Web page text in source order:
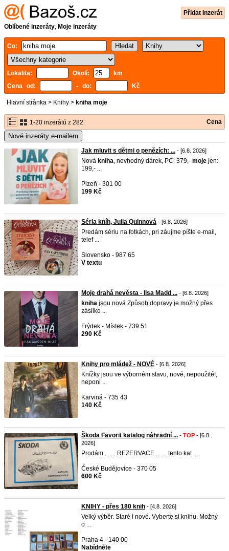
Přidat inzerát
Oblíbené inzeráty, Moje inzeráty
Co:
Lokalita: Okolí:
km
Cena od:
- do: Kč
Hlavní stránka > Knihy > kniha moje
1-20 inzerátů z 282 Cena
Nové inzeráty e-mailem
Jak mluvit s dětmi o penězích: ... - [6.8. 2026]
Nová kniha, nevhodný dárek, PC: 379,- moje jen:
199,- ...
Plzeň - 301 00
199 Kč
Séria kníh, Julia Quinnová - [6.8. 2026]
Predám sériu na fotkách, pri záujme píšte e-mail,
telef ...
Slovensko - 987 65
V textu
Moje drahá nevěsta - Ilsa Madd ... - [6.8. 2026]
kniha jsou nová Způsob dopravy je možný přes
zásilko ...
Frýdek - Místek - 739 51
290 Kč
Knihy pro mládež - NOVÉ - [6.8. 2026]
Knížky jsou ve výborném stavu, nové, nepoužité!,
neponi ...
Karviná - 735 43
140 Kč
Škoda Favorit katalog náhradní ... - TOP - [6.8.
2026]
Prodám ........REZERVACE........ tento kat ...
České Budějovice - 370 05
600 Kč
KNIHY - přes 180 knih - [4.8. 2026]
Velký výběr. Staré i nové. Vyberte si knihu. Možný
o ...
Praha 4 - 140 00
Nabídněte